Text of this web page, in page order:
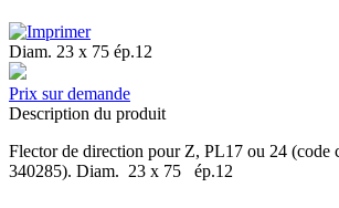
Diam. 23 x 75 ép.12
Prix sur demande
Description du produit
Flector de direction pour Z, PL17 ou 24 (code
340285). Diam. 23 x 75 ép.12